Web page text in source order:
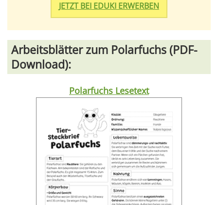
JETZT BEI EDUKI ERWERBEN
Arbeitsblätter zum Polarfuchs (PDF-
Download):
Polarfuchs Lesetext